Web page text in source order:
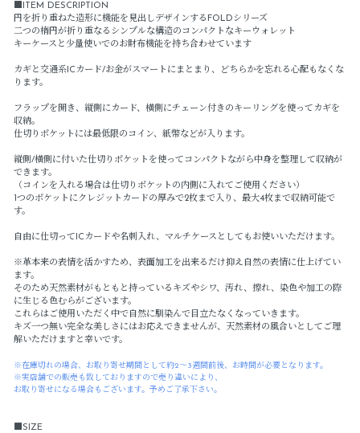
■ITEM DESCRIPTION
円を折り重ねた造形に機能を見出しデザインするFOLDシリーズ
二つの楕円が折り重なるシンプルな構造のコンパクトなキーウォレット
キーケースと少量使いでのお財布機能を持ち合わせています
カギと交通系ICカード/お金がスマートにまとまり、どちらかを忘れる心配もなくな
ります。
フラップを開き、縦側にカード、横側にチェーン付きのキーリングを使ってカギを
収納。
仕切りポケットには最低限のコイン、紙幣などが入ります。
縦側/横側に付いた仕切りポケットを使ってコンパクトながら中身を整理して収納が
できます。
（コインを入れる場合は仕切りポケットの内側に入れてご使用ください）
1つのポケットにクレジットカードの厚みで2枚まで入り、最大4枚まで収納可能で
す。
自由に仕切ってICカードや名刺入れ、マルチケースとしてもお使いいただけます。
※革本来の表情を活かすため、表面加工を出来るだけ抑え自然の表情に仕上げてい
ます。
そのため天然素材がもともと持っているキズやシワ、汚れ、擦れ、染色や加工の際
に生じる色むらがございます。
これらはご使用いただく中で自然に馴染んで目立たなくなっていきます。
キズ一つ無い完全な美しさにはお応えできませんが、天然素材の風合いとしてご理
解いただけますと幸いです。
※在庫切れの場合、お取り寄せ期間として約2～3週間前後、お時間が必要となります。
※実店舗での販売も致しておりますので売り違いにより、
お取り寄せになる場合もございます。予めご了承下さい。
■SIZE